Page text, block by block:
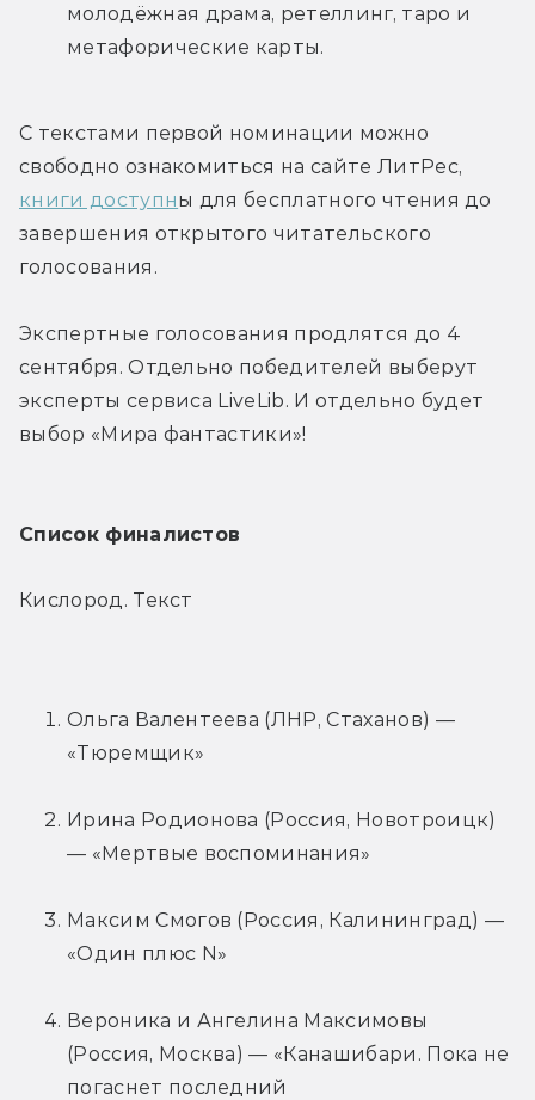
молодёжная драма, ретеллинг, таро и
метафорические карты.
С текстами первой номинации можно
книги доступны для бесплатного чтения до
завершения открытого читательского
голосования.
Экспертные голосования продлятся до 4
сентября. Отдельно победителей выберут
эксперты сервиса LiveLib. И отдельно будет
выбор «Мира фантастики»!
Список финалистов
Кислород. Текст
Ольга Валентеева (ЛНР, Стаханов) —
«Тюремщик»
Ирина Родионова (Россия, Новотроицк)
— «Мертвые воспоминания»
Максим Смогов (Россия, Калининград) —
«Один плюс N»
Вероника и Ангелина Максимовы
(Россия, Москва) — «Канашибари. Пока не
погаснет последний